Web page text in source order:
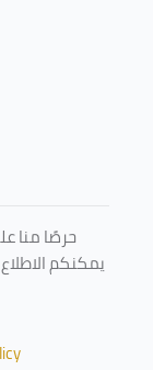
حرصًا منا
يمكنكم